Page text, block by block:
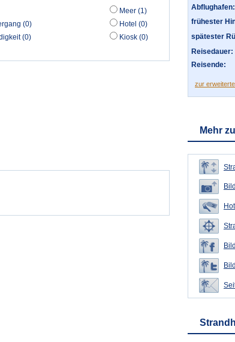
Meer (1)
(0)
Hotel (0)
(0)
Kiosk (0)
Abflughafen:
frühester
spätester
Reisedauer:
Reisende:
zur
Mehr